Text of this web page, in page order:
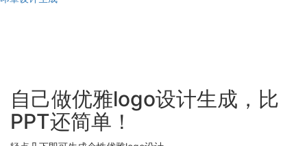
自己做优雅logo设计生成，比
PPT还简单！